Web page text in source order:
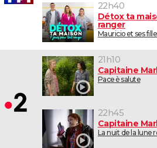
22h40
Détox ta
ranger
Mauricio et ses
21h10
Capitaine
Pace è salute
22h45
Capitaine
La nuit de la lune